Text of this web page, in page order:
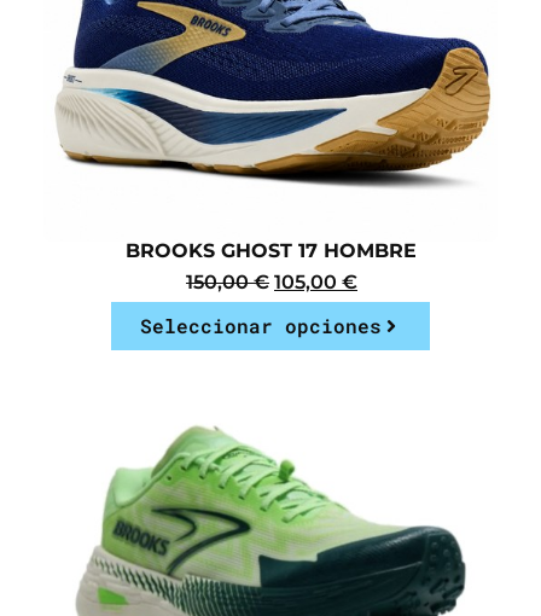
BROOKS GHOST 17 HOMBRE
150,00€ 105,00 €
Seleccionar opciones